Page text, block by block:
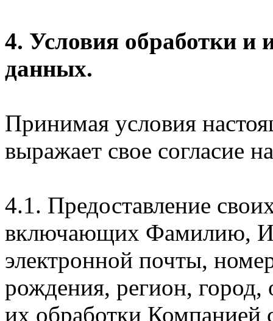
4. Условия обработки и
данных.
Принимая условия
выражает свое согласие
4.1. Предоставление
включающих Фамилию,
электронной почты,
рождения, регион,
их обработки Компанией